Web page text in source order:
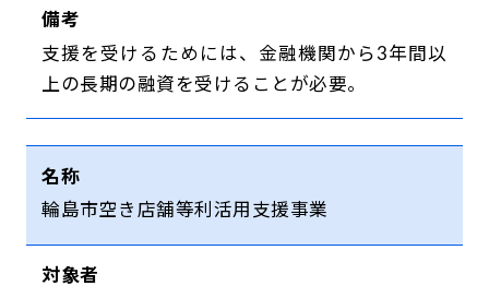
備考
支援を受けるためには、金融機関から3年間以
上の長期の融資を受けることが必要。
名称
輪島市空き店舗等利活用支援事業
対象者